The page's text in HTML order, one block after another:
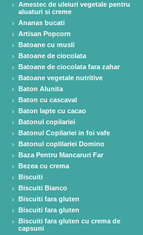
Amestec de uleiuri vegetale pentru
aluaturi si creme
Ananas bucati
Artisan Popcorn
Batoane cu musli
Batoane de ciocolata
Batoane de ciocolata fara zahar
Batoane vegetale nutritive
Baton Alunita
Baton cu cascaval
Baton lapte cu cacao
Batonul copilariei
Batonul Copilariei in foi vafe
Batonul coplilariei Domino
Baza Pentru Mancaruri Far
Bezea cu crema
Biscuiti
Biscuiti Bianco
Biscuiti fara gluten
Biscuiti fara gluten
Biscuiti fara gluten cu crema de
capsuni